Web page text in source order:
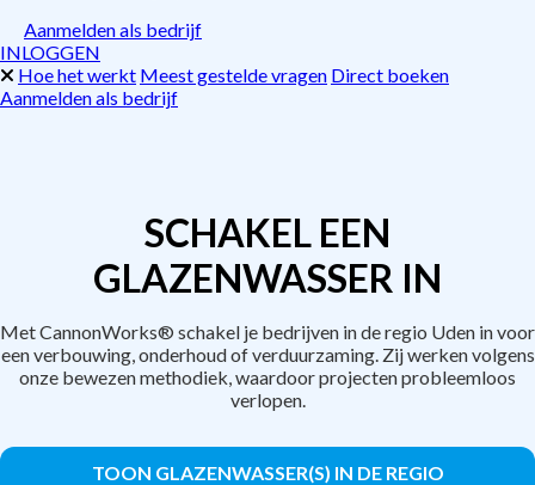
Aanmelden als bedrijf
INLOGGEN
Hoe het werkt Meest gestelde vragen Direct boeken
Aanmelden als bedrijf
SCHAKEL EEN
GLAZENWASSER IN
Met CannonWorks® schakel je bedrijven in de regio Uden in voor
een verbouwing, onderhoud of verduurzaming. Zij werken volgens
onze bewezen methodiek, waardoor projecten probleemloos
verlopen.
TOON GLAZENWASSER(S) IN DE REGIO